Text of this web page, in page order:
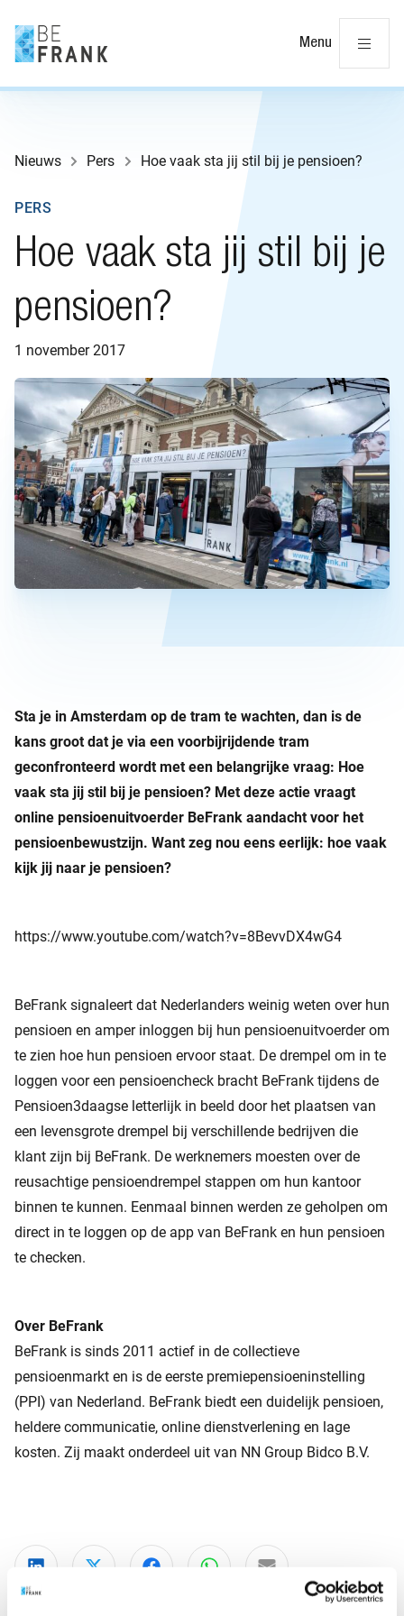
Menu
Nieuws Pers Hoe vaak sta jij stil bij je pensioen?
Hoe vaak sta jij stil bij je
pensioen?
1 november 2017
PERS
Sta je in Amsterdam op de tram te wachten, dan is de
kans groot dat je via een voorbijrijdende tram
geconfronteerd wordt met een belangrijke vraag: Hoe
vaak sta jij stil bij je pensioen? Met deze actie vraagt
online pensioenuitvoerder BeFrank aandacht voor het
pensioenbewustzijn. Want zeg nou eens eerlijk: hoe vaak
kijk jij naar je pensioen?
https://www.youtube.com/watch?v=8BevvDX4wG4
BeFrank signaleert dat Nederlanders weinig weten over hun
pensioen en amper inloggen bij hun pensioenuitvoerder om
te zien hoe hun pensioen ervoor staat. De drempel om in te
loggen voor een pensioencheck bracht BeFrank tijdens de
Pensioen3daagse letterlijk in beeld door het plaatsen van
een levensgrote drempel bij verschillende bedrijven die
klant zijn bij BeFrank. De werknemers moesten over de
reusachtige pensioendrempel stappen om hun kantoor
binnen te kunnen. Eenmaal binnen werden ze geholpen om
direct in te loggen op de app van BeFrank en hun pensioen
te checken.
Over BeFrank
BeFrank is sinds 2011 actief in de collectieve
pensioenmarkt en is de eerste premiepensioeninstelling
(PPI) van Nederland. BeFrank biedt een duidelijk pensioen,
heldere communicatie, online dienstverlening en lage
kosten. Zij maakt onderdeel uit van NN Group Bidco B.V.
Deel via LinkedIn
Deel via XDeel via Facebook
Deel via WhatsApp
Delen via e-mail